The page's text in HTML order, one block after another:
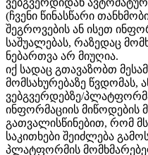
ვებგვერდიდან
(ჩვენი წინასწარი
შეგროვების ან ისეთ
საშუალებას, რაზედაც
ნებართვა არ მიუღია.
იქ სადაც გთავაზობთ
მომსახურებაზე წვდომას,
ვებგვერდებზე/
ინფორმაციის მიწოდების
გათვალისწინებით, რომ
საკითხები შეიძლება
პლატფორმის